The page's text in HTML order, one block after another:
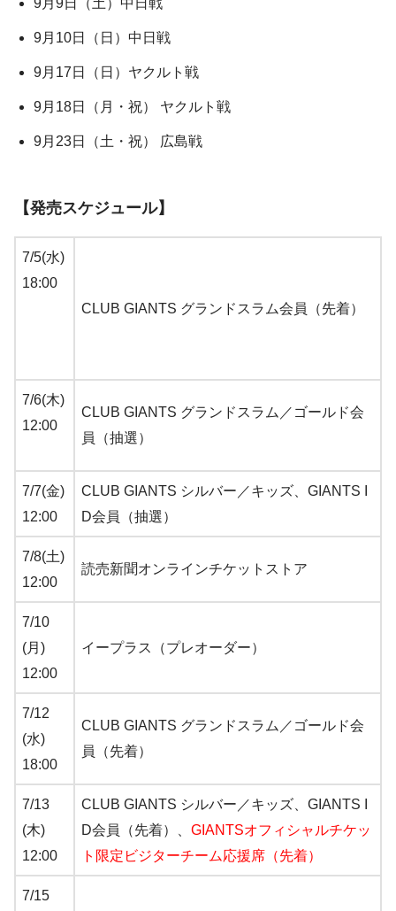
9月10日（日）中日戦
9月17日（日）ヤクルト戦
9月18日（月・祝） ヤクルト戦
9月23日（土・祝） 広島戦
【発売スケジュール】
7/5(水)
18:00
CLUB GIANTS グランドスラム会員（先着）
7/6(木)
12:00
CLUB GIANTS グランドスラム／ゴールド会
員（抽選）
7/7(金)
12:00
CLUB GIANTS シルバー／キッズ、GIANTS I
D会員（抽選）
7/8(土)
12:00
読売新聞オンラインチケットストア
7/10
(月)
12:00
イープラス（プレオーダー）
7/12
(水)
18:00
CLUB GIANTS グランドスラム／ゴールド会
員（先着）
7/13
(木)
12:00
CLUB GIANTS シルバー／キッズ、GIANTS I
D会員（先着）、 GIANTSオフィシャルチケッ
ト限定ビジターチーム応援席（先着）
7/15